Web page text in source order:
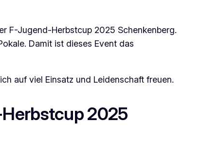
F-Jugend-Herbstcup 2025 Schenkenberg.
Damit ist dieses Event das
auf viel Einsatz und Leidenschaft freuen.
2025